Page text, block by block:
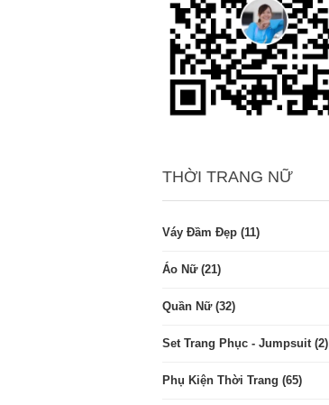
THỜI TRANG NỮ
Váy Đầm Đẹp (11)
Áo Nữ (21)
Quần Nữ (32)
Set Trang Phục - Jumpsuit (2)
Phụ Kiện Thời Trang (65)